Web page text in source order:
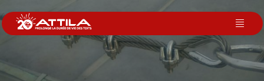
au
contenu
Le groupe